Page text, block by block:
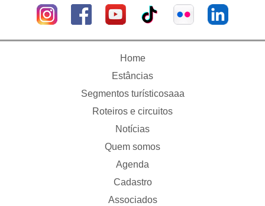
Home
Estâncias
Segmentos turísticosaaa
Roteiros e circuitos
Notícias
Quem somos
Agenda
Cadastro
Associados